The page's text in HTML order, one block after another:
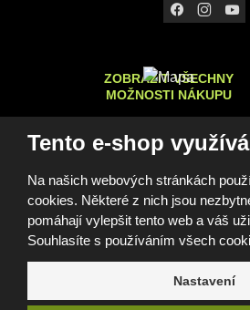
Tento e-shop
Na našich webových stránkách
cookies. Některé z nich jsou
pomáhají vylepšit tento web a váš
Souhlasíte s používáním všech
Nastavení
ZOBRAZIT VŠECHNY
MOŽNOSTI NÁKUPU
© 2026, FOMEI
Prohlášení o přístupnostiMapa
Nastavení
Tento web je chráněn pomocí Google
zásady ochrany osobních údajů